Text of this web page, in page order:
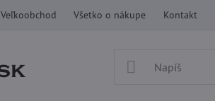
Veľkoobchod Všetko o nákupe Kontakt